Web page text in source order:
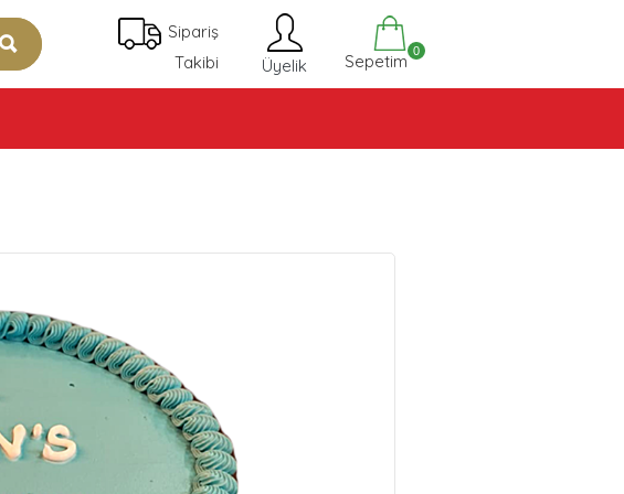
Sipariş
Takibi
Üyelik Sepetim 0